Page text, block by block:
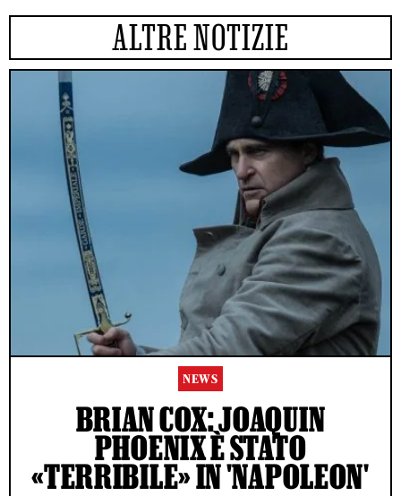
ALTRE NOTIZIE
NEWS
BRIAN COX: JOAQUIN
PHOENIX È STATO
«TERRIBILE» IN 'NAPOLEON'